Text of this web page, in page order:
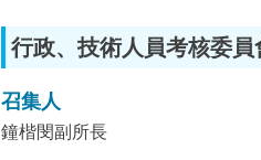
行政、技術人員考核委員
召集人
鐘楷閔副所長